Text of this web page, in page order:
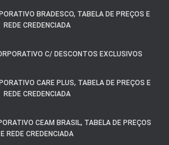
BRADESCO, TABELA DE PREÇOS E
REDE CREDENCIADA
C/ DESCONTOS EXCLUSIVOS
CARE PLUS, TABELA DE PREÇOS E
REDE CREDENCIADA
CEAM BRASIL, TABELA DE PREÇOS
E REDE CREDENCIADA